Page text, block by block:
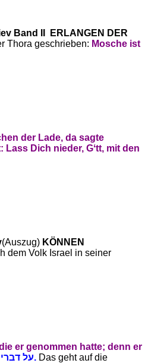
Band II
ERLANGEN DER
Thora geschrieben: Mosche ist
der Lade, da sagte
Lass Dich nieder, Gʻtt, mit den
(Auszug) KÖNNEN
dem Volk Israel in seiner
er genommen hatte; denn er
על. Das geht auf die